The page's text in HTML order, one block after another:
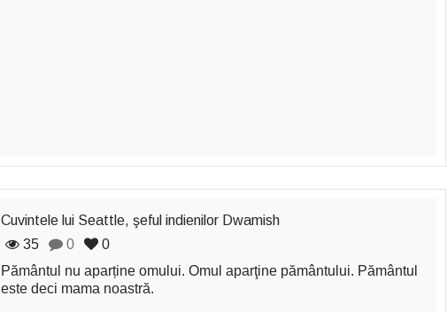
Cuvintele lui Seattle, şeful indienilor Dwamish
35
0
0
Pământul nu aparține omului. Omul aparţine pământului. Pământul
este deci mama noastră.